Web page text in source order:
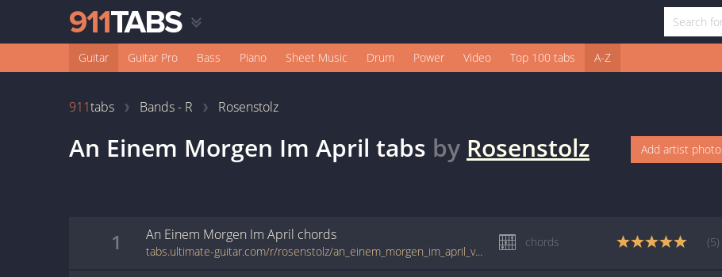
Guitar Guitar Pro Bass Piano Sheet Music Drum Power Video Top 100 tabs A-Z
911tabs Bands - R Rosenstolz
An Einem Morgen Im April tabs by Rosenstolz Add artist photo
1 An Einem Morgen Im April chords
tabs.ultimate-guitar.com/r/rosenstolz/an_einem_morgen_im_april_ver2_crd.htm
chords (5)